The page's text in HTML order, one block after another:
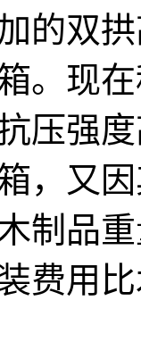
的双
。现
压强
，又
制品
费用